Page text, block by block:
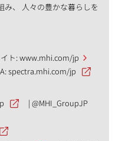
み、 人々の豊かな暮らしを
ト:www.mhi.com/jp
spectra.mhi.com/jp
|@MHI_GroupJP